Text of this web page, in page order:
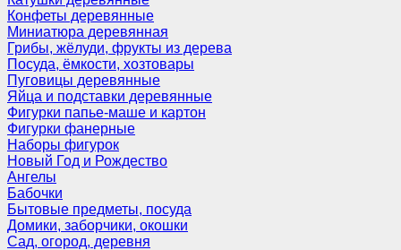
Конфеты деревянные
Миниатюра деревянная
Грибы, жёлуди, фрукты из дерева
Посуда, ёмкости, хозтовары
Пуговицы деревянные
Яйца и подставки деревянные
Фигурки папье-маше и картон
Фигурки фанерные
Наборы фигурок
Новый Год и Рождество
Ангелы
Бабочки
Бытовые предметы, посуда
Домики, заборчики, окошки
Сад, огород, деревня